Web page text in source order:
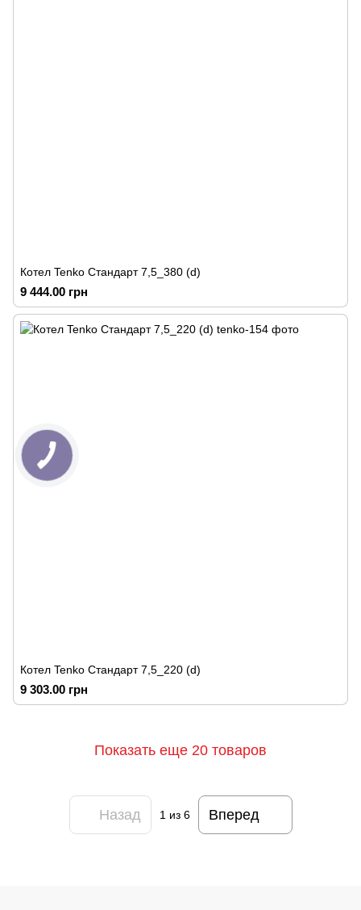
Котел Tenko Стандарт 7,5_380 (d)
9 444.00 грн
Котел Tenko Стандарт 7,5_220 (d)
9 303.00 грн
Показать еще 20 товаров
Назад 1 из 6 Вперед